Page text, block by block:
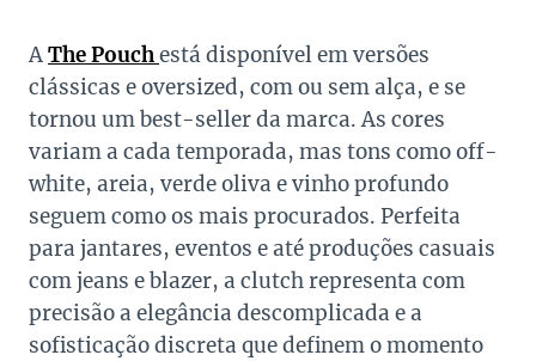
AThe Pouchestá disponível em versões
clássicas e oversized, com ou sem alça, e se
tornou um best-seller da marca. As cores
variam a cada temporada, mas tons como off-
white, areia, verde oliva e vinho profundo
seguem como os mais procurados. Perfeita
para jantares, eventos e até produções casuais
com jeans e blazer, a clutch representa com
precisão a elegância descomplicada e a
sofisticação discreta que definem o momento